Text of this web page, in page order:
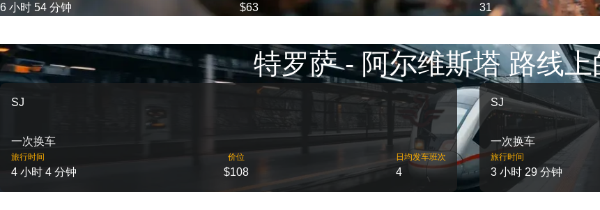
6 小时 54 分钟 $63 31
特罗萨 - 阿尔维斯塔 路线上
SJ
一次换车
旅行时间
4 小时 4 分钟
价位
$108
日均发车班次
4
SJ
一次换车
旅行时间
3 小时 29 分钟